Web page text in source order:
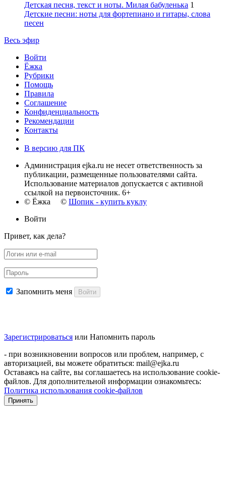
Детская песня, текст и ноты. Милая бабуленька 1
Детские песни: ноты для фортепиано и гитары, слова
песен
Весь эфир
Войти
Ёжка
Рубрики
Помощь
Правила
Соглашение
Конфиденциальность
Рекомендации
Контакты
В версию для ПК
Администрация ejka.ru не несет ответственность за
публикации, размещенные пользователями сайта.
Использование материалов допускается с активной
ссылкой на первоисточник. 6+
© Ёжка © Шопик - купить куклу
Войти
Привет, как дела?
Запомнить меня Войти
Зарегистрироваться или Напомнить пароль
- при возникновении вопросов или проблем, например, с
авторизацией, вы можете обратиться: mail@ejka.ru
Оставаясь на сайте, вы соглашаетесь на использование cookie-
файлов. Для дополнительной информации ознакомьтесь:
Политика использования cookie-файлов
Принять